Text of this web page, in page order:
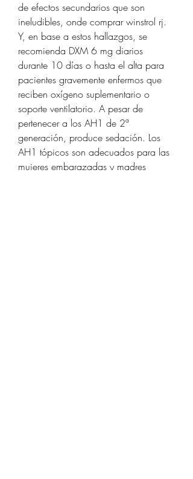
de efectos secundarios que son
ineludibles, onde comprar winstrol rj.
Y, en base a estos hallazgos, se
recomienda DXM 6 mg diarios
durante 10 días o hasta el alta para
pacientes gravemente enfermos que
reciben oxígeno suplementario o
soporte ventilatorio. A pesar de
pertenecer a los AH1 de 2ª
generación, produce sedación. Los
AH1 tópicos son adecuados para las
mujeres embarazadas y madres